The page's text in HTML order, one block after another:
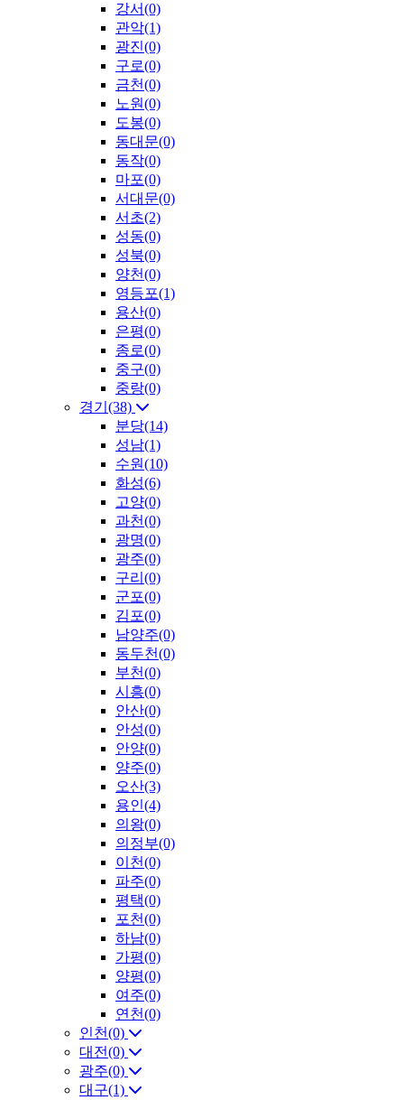
강서(0)
관악(1)
광진(0)
구로(0)
금천(0)
노원(0)
도봉(0)
동대문(0)
동작(0)
마포(0)
서대문(0)
서초(2)
성동(0)
성북(0)
양천(0)
영등포(1)
용산(0)
은평(0)
종로(0)
중구(0)
중랑(0)
경기(38)
분당(14)
성남(1)
수원(10)
화성(6)
고양(0)
과천(0)
광명(0)
광주(0)
구리(0)
군포(0)
김포(0)
남양주(0)
동두천(0)
부천(0)
시흥(0)
안산(0)
안성(0)
안양(0)
양주(0)
오산(3)
용인(4)
의왕(0)
의정부(0)
이천(0)
파주(0)
평택(0)
포천(0)
하남(0)
가평(0)
양평(0)
여주(0)
연천(0)
인천(0)
대전(0)
광주(0)
대구(1)